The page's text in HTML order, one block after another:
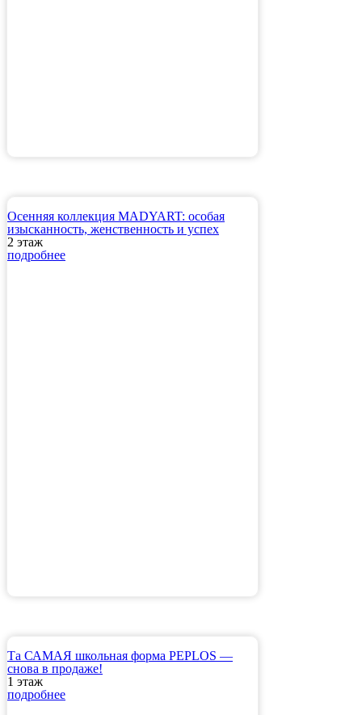
Осенняя коллекция MADYART: особая
изысканность, женственность и успех
2 этаж
подробнее
Та САМАЯ школьная форма PEPLOS —
снова в продаже!
1 этаж
подробнее